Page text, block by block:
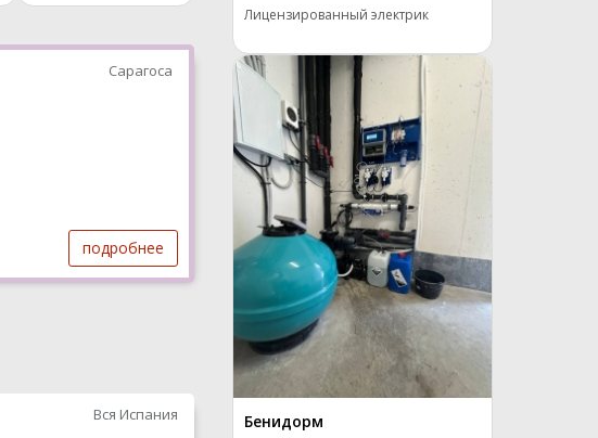
Сарагоса
подробнее
Вся Испания
Лицензированный электрик
Бенидорм